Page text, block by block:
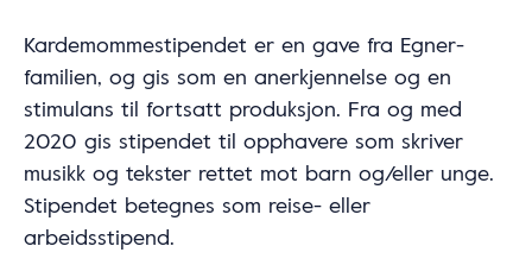
Kardemommestipendet er en gave fra Egner-
familien, og gis som en anerkjennelse og en
stimulans til fortsatt produksjon. Fra og med
2020 gis stipendet til opphavere som skriver
musikk og tekster rettet mot barn og/eller unge.
Stipendet betegnes som reise- eller
arbeidsstipend.